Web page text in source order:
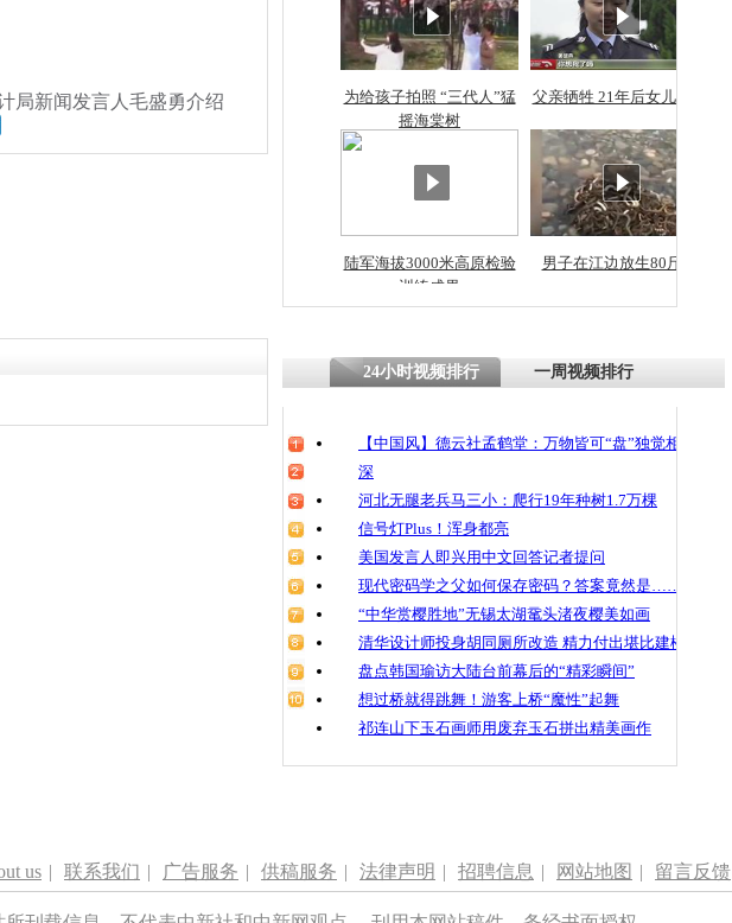
新闻发言人毛盛勇介绍
为给孩子拍照 “三代人”猛
摇海棠树
父亲牺牲 21年后女儿从警
陆军海拔3000米高原检验
训练成果
男子在江边放生80斤蛇
24小时视频排行
一周视频排行
【中国风】德云社孟鹤堂：万物皆可“盘”独觉相声
深
河北无腿老兵马三小：爬行19年种树1.7万棵
信号灯Plus！浑身都亮
美国发言人即兴用中文回答记者提问
现代密码学之父如何保存密码？答案竟然是……
“中华赏樱胜地”无锡太湖鼋头渚夜樱美如画
清华设计师投身胡同厕所改造 精力付出堪比建楼
盘点韩国瑜访大陆台前幕后的“精彩瞬间”
想过桥就得跳舞！游客上桥“魔性”起舞
祁连山下玉石画师用废弃玉石拼出精美画作
us | 联系我们 | 广告服务 | 供稿服务 | 法律声明 | 招聘信息 | 网站地图 | 留言反馈